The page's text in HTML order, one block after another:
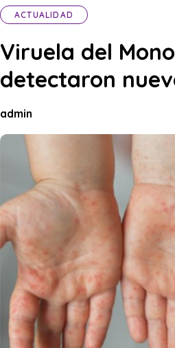
ACTUALIDAD
Viruela del
detectaron
admin